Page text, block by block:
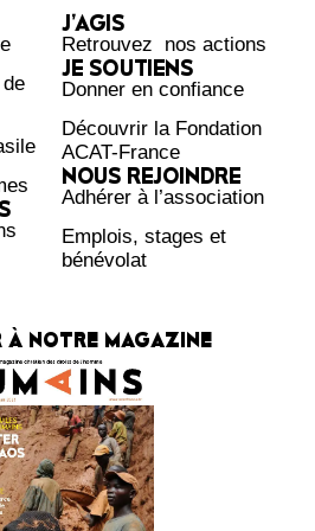
J’AGIS
Retrouvez nos actions
JE SOUTIENS
Donner en confiance
Découvrir la Fondation
ACAT-France
NOUS REJOINDRE
Adhérer à l’association
Emplois, stages et
bénévolat
À NOTRE MAGAZINE